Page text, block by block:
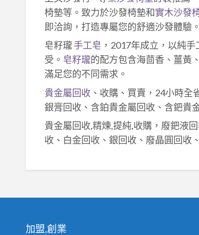
椅墊等。致力於沙發椅墊和實木沙發
即洽詢，打造專屬您的舒適沙發體驗。
皂籽瓏手工皂 ，2017年成立，以純
受。 皂籽瓏的配方包含海茴香、薑黃
滿足您的不同需求。
貴金屬回收、收購、買賣，24小時全
銀膏回收、含鉑貴金屬回收、含鈀貴
貴金屬回收,精煉,提純,收購，廢鈀液
收、白金回收、銀回收、廢晶圓回收
加盟,創業